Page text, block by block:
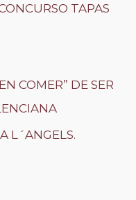
TAPAS
COMER” DE SER
L´ANGELS.